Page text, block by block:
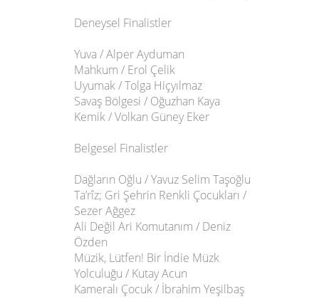
Deneysel Finalistler
Yuva / Alper Ayduman
Mahkum / Erol Çelik
Uyumak / Tolga Hiçyılmaz
Savaş Bölgesi / Oğuzhan Kaya
Kemik / Volkan Güney Eker
Belgesel Finalistler
Dağların Oğlu / Yavuz Selim Taşoğlu
Ta’rîz; Gri Şehrin Renkli Çocukları /
Sezer Ağgez
Ali Değil Ari Komutanım / Deniz
Özden
Müzik, Lütfen! Bir İndie Müzk
Yolculuğu / Kutay Acun
Kameralı Çocuk / İbrahim Yeşilbaş